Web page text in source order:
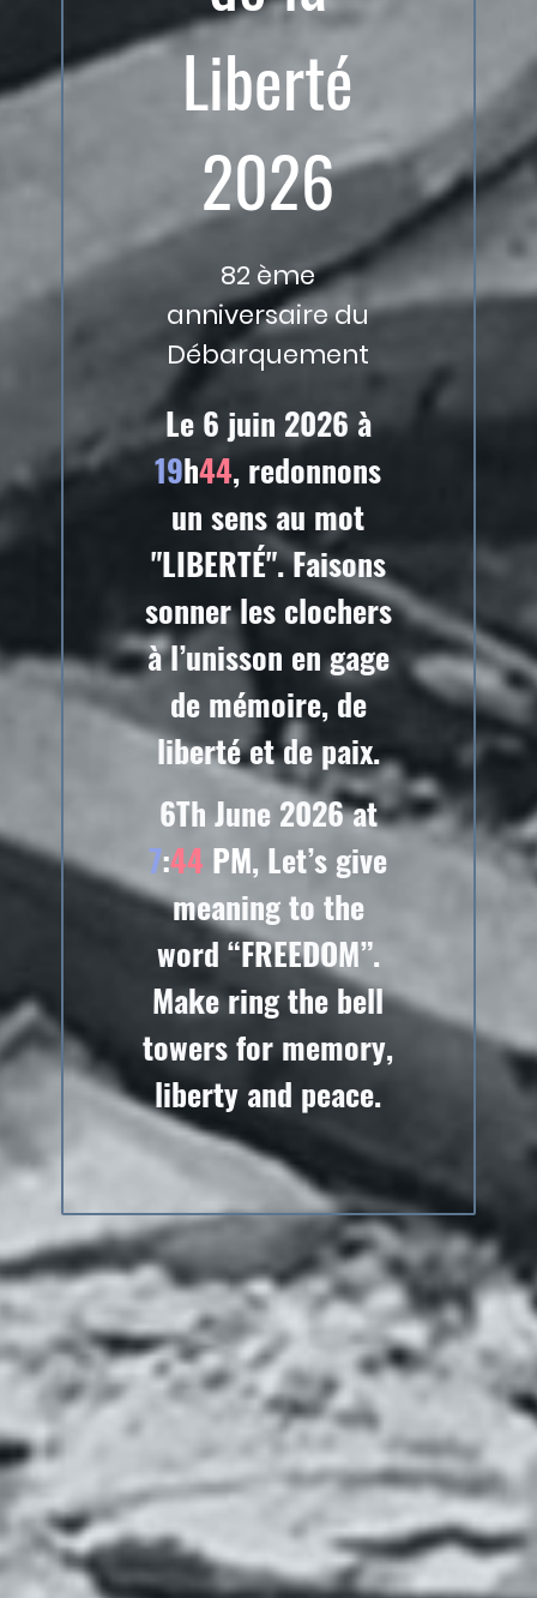
Liberté
2026
82 ème
anniversaire du
Débarquement
Le 6 juin 2026 à
19h44, redonnons
un sens au mot
"LIBERTÉ". Faisons
sonner les clochers
à l’unisson en gage
de mémoire, de
liberté et de paix.
6Th June 2026 at
7:44 PM, Let’s give
meaning to the
word “FREEDOM”.
Make ring the bell
towers for memory,
liberty and peace.